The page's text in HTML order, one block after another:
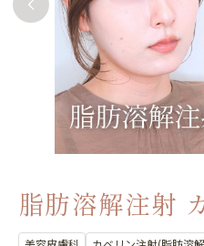
脂肪溶解注射